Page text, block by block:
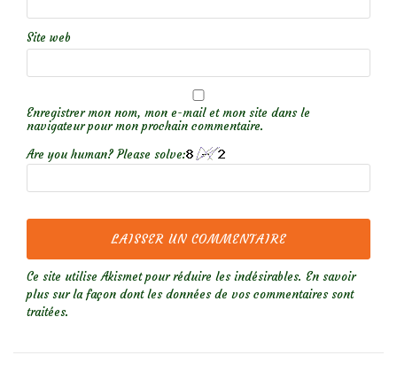
Site web
Enregistrer mon nom, mon e-mail et mon site dans le
navigateur pour mon prochain commentaire.
Are you human? Please solve:
Ce site utilise Akismet pour réduire les indésirables. En savoir
plus sur la façon dont les données de vos commentaires sont
traitées.